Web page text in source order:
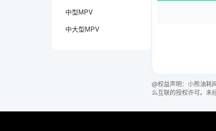
中型MPV
中大型MPV
@权益声明：小熊油耗
么互联的授权许可。未